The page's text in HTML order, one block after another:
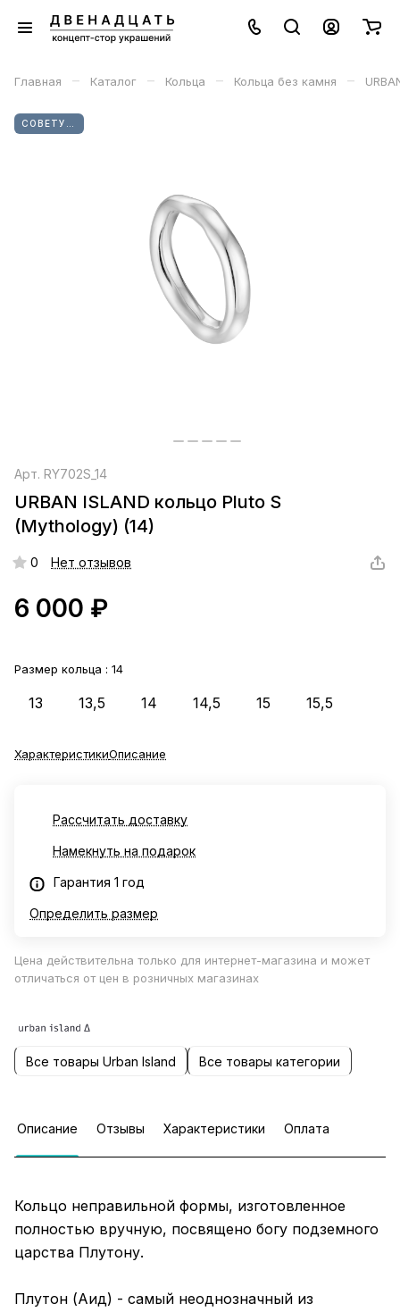
Главная – Каталог – Кольца – Кольца без камня –
Арт. RY702S_14
URBAN ISLAND кольцо Pluto S
(Mythology) (14)
0 Нет отзывов
6 000 ₽
Размер кольца : 14
13 13,5 14 14,5 15 15,5
ХарактеристикиОписание
Рассчитать доставку
Намекнуть на подарок
Гарантия 1 год
Определить размер
Цена действительна только для интернет-магазина и может
отличаться от цен в розничных магазинах
Все товары Urban Island Все товары категории
Описание Отзывы Характеристики Оплата
Кольцо неправильной формы, изготовленное
полностью вручную, посвящено богу подземного
царства Плутону.
Плутон (Аид) - самый неоднозначный из